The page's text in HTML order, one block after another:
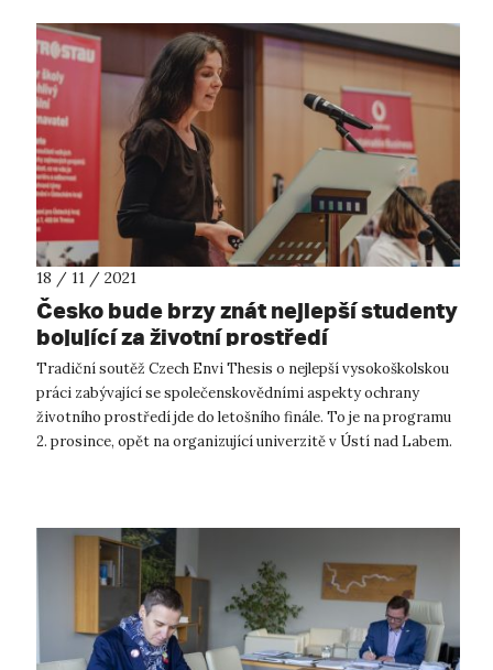
18 / 11 / 2021
Česko bude brzy znát nejlepší studenty
bojující za životní prostředí
Tradiční soutěž Czech Envi Thesis o nejlepší vysokoškolskou
práci zabývající se společenskovědními aspekty ochrany
životního prostředí jde do letošního finále. To je na programu
2. prosince, opět na organizující univerzitě v Ústí nad Labem.